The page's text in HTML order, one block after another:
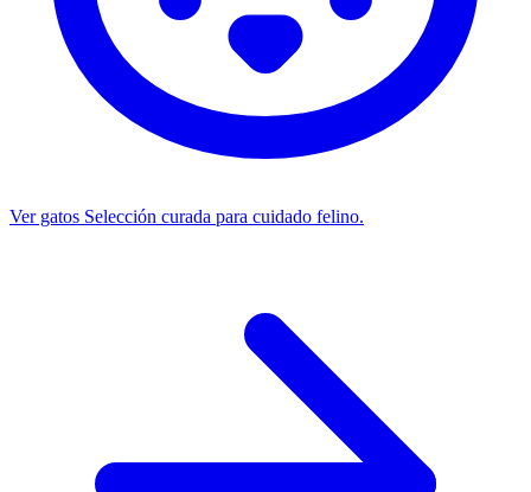
Ver gatos Selección curada para cuidado felino.